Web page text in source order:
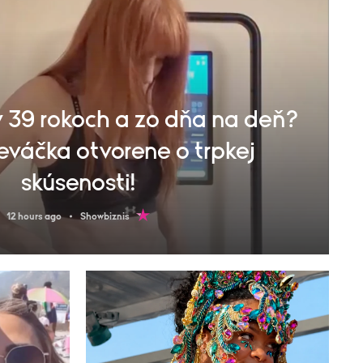
rokoch a zo dňa na deň?
otvorene o trpkej
skúsenosti!
12 hours ago Showbiznis